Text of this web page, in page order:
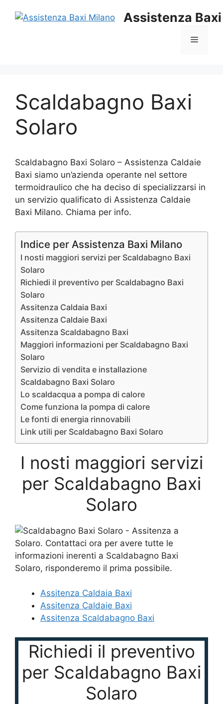
Assistenza
Menu
Scaldabagno Baxi
Solaro
Scaldabagno Baxi Solaro – Assistenza Caldaie
Baxi siamo un’azienda operante nel settore
termoidraulico che ha deciso di specializzarsi in
un servizio qualificato di Assistenza Caldaie
Baxi Milano. Chiama per info.
Indice per Assistenza Baxi Milano
I nosti maggiori servizi per Scaldabagno Baxi
Solaro
Richiedi il preventivo per Scaldabagno Baxi
Solaro
Assitenza Caldaia Baxi
Assitenza Caldaie Baxi
Assitenza Scaldabagno Baxi
Maggiori informazioni per Scaldabagno Baxi
Solaro
Servizio di vendita e installazione
Scaldabagno Baxi Solaro
Lo scaldacqua a pompa di calore
Come funziona la pompa di calore
Le fonti di energia rinnovabili
Link utili per Scaldabagno Baxi Solaro
I nosti maggiori servizi
per Scaldabagno Baxi
Solaro
Assitenza Caldaia Baxi
Assitenza Caldaie Baxi
Assitenza Scaldabagno Baxi
Richiedi il preventivo
per Scaldabagno Baxi
Solaro